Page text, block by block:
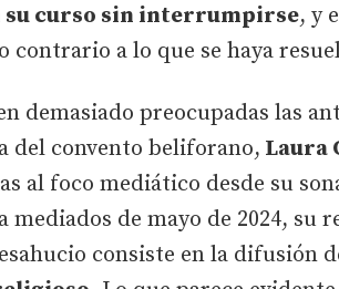
su curso sin interrumpirse, y
contrario a lo que se haya
demasiado preocupadas las
del convento beliforano, Laura
al foco mediático desde su
mediados de mayo de 2024, su
consiste en la difusión